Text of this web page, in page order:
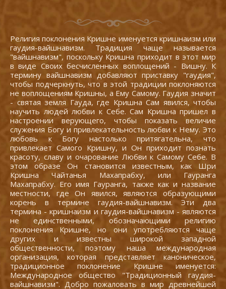
Религия поклонения Кришне именуется кришнаизм или
гаудия-вайшнавизм. Традиция чаще называется
"вайшнавизм", поскольку Кришна приходит в этот мир
в виде Своих бесчисленных воплощений - Вишну. К
термину вайшнавизм добавляют приставку "гаудия",
чтобы подчеркнуть, что в этой традиции поклоняются
не воплощениям Кришны, а Ему Самому. Гаудия значит
- святая земля Гауда, где Кришна Сам явился, чтобы
научить людей любви к Себе. Сам Кришна пришел в
настроении верующего, чтобы показать величие
служения Богу и привлекательность любви к Нему. Это
любовь к Богу настолько притягательна, что
привлекает Самого Кришну, и Он приходит познать
красоту, славу и очарование Любви к Самому Себе. В
этом образе Он становится известным, как Шри
Кришна Чайтанья Махапрабху, или Гауранга
Махапрабху. Его имя Гауранга, также как и название
местности, где Он явился, являются образующими
корень в термине гаудия-вайшнавизм. Эти два
термина - кришнаизм и гаудия-вайшнавизм - являются
не единственными, обозначающими религию
поклонения Кришне, но они употребляются чаще
других и известны широкой западной
общественности, поэтому наша международная
организация, которая представляет каноническое,
традиционное поклонение Кришне именуется:
Международное общество "Традиционный гаудия-
вайшнавизм". Добро пожаловать в мир древнейшей